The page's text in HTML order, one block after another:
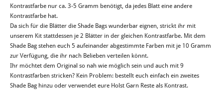
Kontrastfarbe nur ca. 3-5 Gramm benötigt, da jedes Blatt eine andere
Kontrastfarbe hat.
Da sich für die Blätter die Shade Bags wunderbar eignen, strickt ihr mit
unserem Kit stattdessen je 2 Blätter in der gleichen Kontrastfarbe. Mit dem
Shade Bag stehen euch 5 aufeinander abgestimmte Farben mit je 10 Gramm
zur Verfügung, die ihr nach Belieben verteilen könnt.
Ihr möchtet dem Original so nah wie möglich sein und auch mit 9
Kontrastfarben stricken? Kein Problem: bestellt euch einfach ein zweites
Shade Bag hinzu oder verwendet eure Holst Garn Reste als Kontrast.